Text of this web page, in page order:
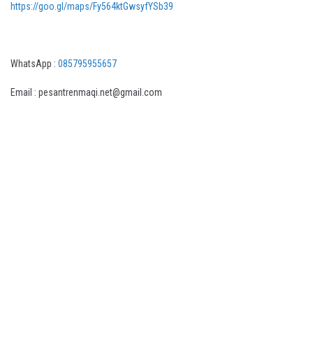
https://goo.gl/maps/Fy564ktGwsyfYSb39
WhatsApp :085795955657
Email : pesantrenmaqi.net@gmail.com